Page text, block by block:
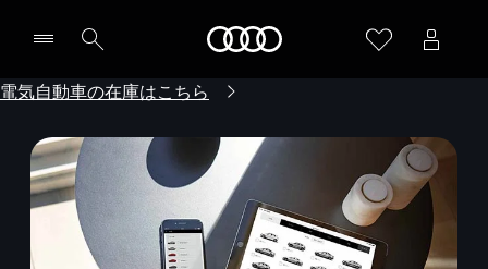
電気自動車の在庫はこちら